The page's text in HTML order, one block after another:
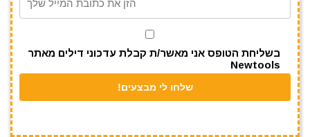
בשליחת הטופס אני מאשר/ת קבלת עדכוני דילים מאתר
Newtools